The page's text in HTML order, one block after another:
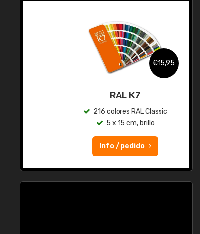
€15,95
RAL K7
216 colores RAL Classic
5 x 15 cm, brillo
Info / pedido